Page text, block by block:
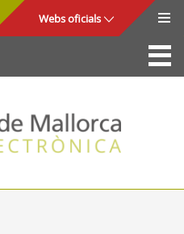
Webs oficials
La Seu
Consell de Mallorca
Accés i seguretat
Utilitats